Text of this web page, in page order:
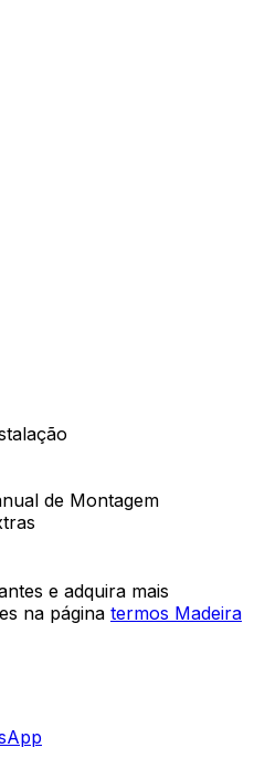
de Montagem
e adquira mais
na página termos Madeira